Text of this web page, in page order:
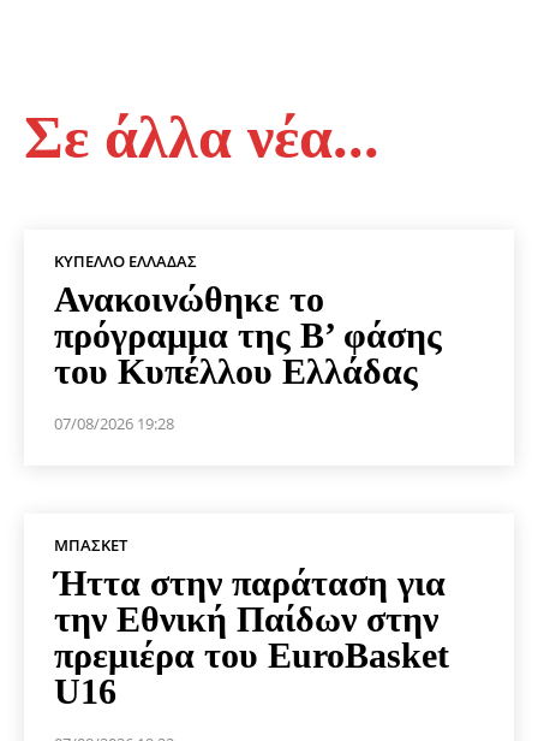
Σε άλλα νέα...
ΚΎΠΕΛΛΟ ΕΛΛΆΔΑΣ
Ανακοινώθηκε το
πρόγραμμα της Β’ φάσης
του Κυπέλλου Ελλάδας
07/08/2026 19:28
ΜΠΆΣΚΕΤ
Ήττα στην παράταση για
την Εθνική Παίδων στην
πρεμιέρα του EuroBasket
U16